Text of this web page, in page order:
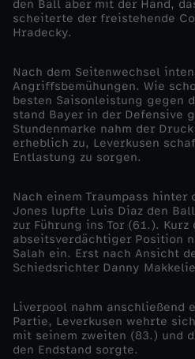
-
L
e
v
e
r
k
u
s
den Ball aber mit der Hand,
scheiterte der freistehende
Hradecky.
Nach dem Seitenwechsel
Angriffsbemühungen. Wie
besten Saisonleistung gegen
stand Bayer in der Defensive
Stundenmarke nahm der
erheblich zu, Leverkusen
Entlastung zu sorgen.
Nach einem Traumpass hinter
Jones lupfte Luis Diaz den
zur Führung ins Tor (61.).
abseitsverdächtiger Position
Salah ein. Erst nach Ansicht
Schiedsrichter Danny
Liverpool nahm anschließend
Partie, Leverkusen wehrte
mit seinem zweiten (83.) und
den Endstand sorgte.